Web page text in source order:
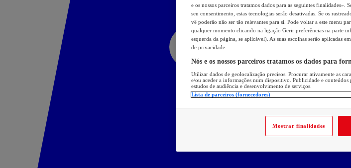
e os nossos parceiros tratamos dados para as seguintes
seu consentimento, estas tecnologias serão desativadas. Se os
vê poderão não ser tão relevantes para si. Pode voltar a este menu
qualquer momento clicando na ligação Gerir preferências na parte
esquerda da página, se aplicável). As suas escolhas serão aplicadas
de privacidade.
Nós e os nossos parceiros tratamos os dados para
Utilizar dados de geolocalização precisos. Procurar ativamente as
e/ou aceder a informações num dispositivo. Publicidade e conteúdos
estudos de audiência e desenvolvimento de serviços.
Lista de parceiros (fornecedores)
Mostrar finalidades